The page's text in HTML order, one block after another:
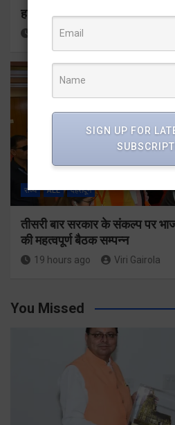
हर घर तिरंगा अभियान को जन-जन
18 hours ago
राज्य ALL देहरादून
तीसरी बार सरकार के संकल्प पर
की महत्वपूर्ण बैठक सम्पन्न
19 hours ago Viri Gairola
You Missed
SIGN UP FOR